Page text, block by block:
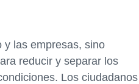
y las empresas, sino
reducir y separar los
Los ciudadanos